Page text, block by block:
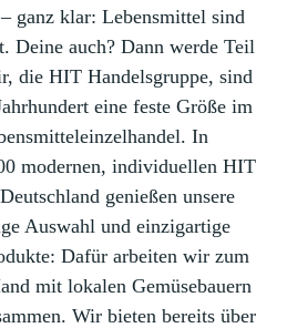
ganz klar: Lebensmittel sind
Deine auch? Dann werde Teil
die HIT Handelsgruppe, sind
eine feste Größe im
In
modernen, individuellen HIT
genießen unsere
Auswahl und einzigartige
Dafür arbeiten wir zum
mit lokalen Gemüsebauern
Wir bieten bereits über